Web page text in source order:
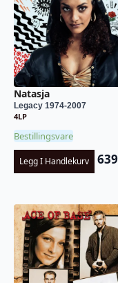
Natasja
Legacy 1974-2007
4LP
Bestillingsvare
Legg I Handlekurv 639